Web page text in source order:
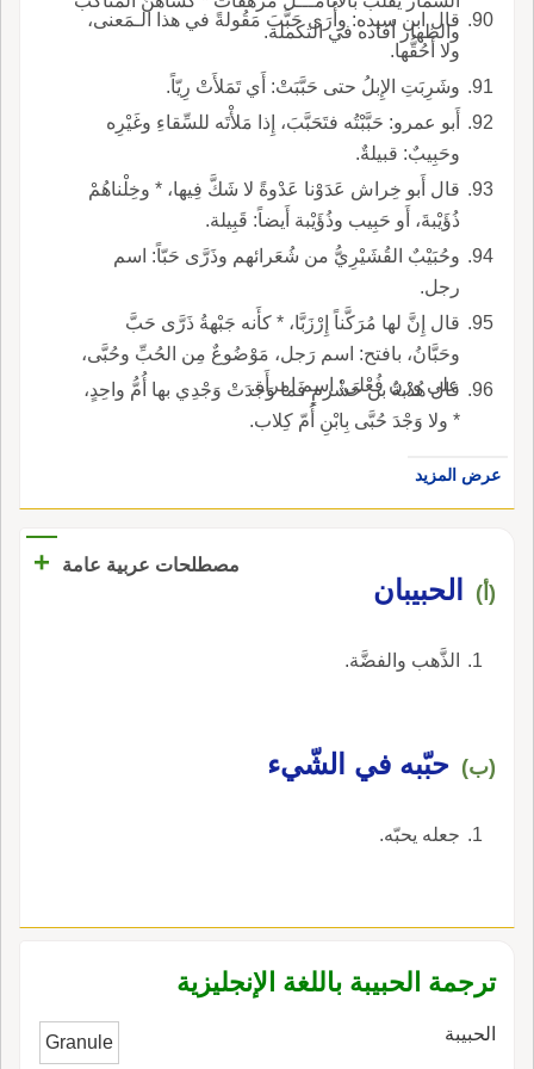
والظهار أفاده في التكملة.
قال ابن سيده: وأُرَى حَبَّبَ مَقُولةً في هذا الـمَعنى،
ولا أَحُقُّها.
وشَرِبَتِ الإِبلُ حتى حَبَّبَتْ: أَي تَمَلأَتْ رِيّاً.
أَبو عمرو: حَبَّبْتُه فتَحَبَّبَ، إِذا مَلأْتَه للسِّقاءِ وغَيْرِه
وحَبِيبٌ: قبيلةٌ.
قال أَبو خِراش عَدَوْنا عَدْوةً لا شَكَّ فِيها، * وخِلْناهُمْ
ذُؤَيْبةَ، أَو حَبِيب وذُؤَيْبة أَيضاً: قَبِيلة.
وحُبَيْبٌ القُشَيْرِيُّ من شُعَرائهم وذَرَّى حَبّاً: اسم
رجل.
قال إِنَّ لها مُرَكَّناً إِرْزَبَّا، * كأَنه جَبْهةُ ذَرَّى حَبَّ
وحَبَّانُ، بافتح: اسم رَجل، مَوْضُوعٌ مِن الحُبِّ وحُبَّى،
على وزن فُعْلى: اسم امرأَة.
قال هُدْبةُ بن خَشْرمٍ فَما وَجَدَتْ وَجْدِي بها أُمُّ واحِدٍ،
* ولا وَجْدَ حُبَّى بِابْنِ أُمّ كِلاب.
عرض المزيد
مصطلحات عربية عامة +
(أ) الحبيبان
الذَّهب والفضَّة.
(ب) حبّبه في الشّيء
جعله يحبّه.
ترجمة الحبيبة باللغة الإنجليزية
الحبيبة Granule